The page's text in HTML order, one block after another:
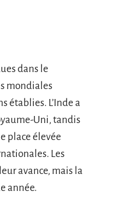
dans le
mondiales
établies. L’Inde a
Uni, tandis
place élevée
Les
avance, mais la
année.